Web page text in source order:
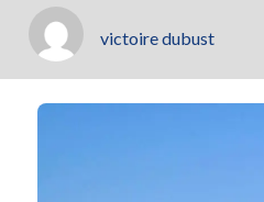
victoire dubust